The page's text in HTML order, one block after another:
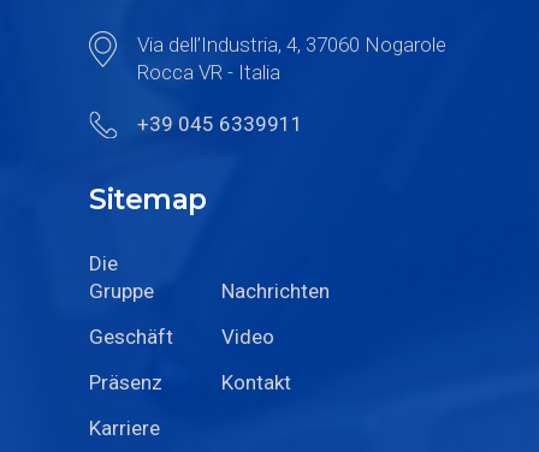
Via dell’Industria, 4, 37060 Nogarole
Rocca VR - Italia
+39 045 6339911
Sitemap
Die
Gruppe
Nachrichten
Geschäft
Video
Präsenz
Kontakt
Karriere